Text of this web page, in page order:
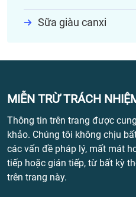
Sữa giàu canxi
MIỄN TRỪ TRÁCH
Thông tin trên trang được
khảo. Chúng tôi không chịu
các vấn đề pháp lý, mất mát
tiếp hoặc gián tiếp, từ bất kỳ
trên trang này.